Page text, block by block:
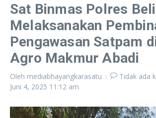
Sat Binmas Polres
Melaksanakan
Pengawasan Satpam
Agro Makmur Abadi
Oleh mediabhayangkarasatu
Tidak ada
Juni 4, 2025 11:12 am